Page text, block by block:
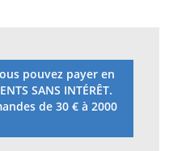
pouvez payer en
SANS INTÉRÊT.
de 30 € à 2000